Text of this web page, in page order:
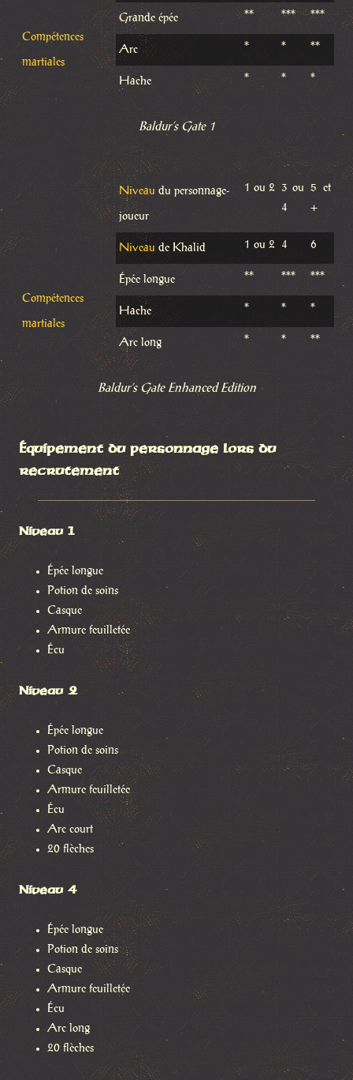
Baldur’s Gate 1
Compétences
martiales
Grande épée ** *** ***
Arc * * **
Hache * * *
Baldur’s Gate Enhanced Edition
Niveau du personnage-
joueur
1 ou 2
3 ou
4
5 et
+
Niveaude Khalid 1 ou 2 4 6
Compétences
martiales
Épée longue ** *** ***
Hache * * *
Arc long * * **
Équipement du personnage lors du
recrutement
Niveau 1
Épée longue
Potion de soins
Casque
Armure feuilletée
Écu
Niveau 2
Épée longue
Potion de soins
Casque
Armure feuilletée
Écu
Arc court
20 flèches
Niveau 4
Épée longue
Potion de soins
Casque
Armure feuilletée
Écu
Arc long
20 flèches